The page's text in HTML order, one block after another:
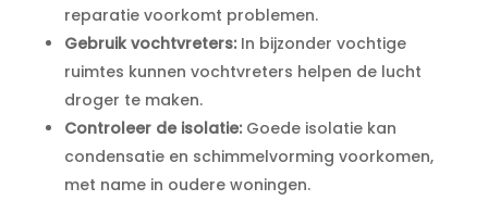
reparatie voorkomt problemen.​
Gebruik vochtvreters:In bijzonder vochtige
ruimtes kunnen vochtvreters helpen de lucht
droger te maken.​
Controleer de isolatie:Goede isolatie kan
condensatie en schimmelvorming voorkomen,
met name in oudere woningen.​